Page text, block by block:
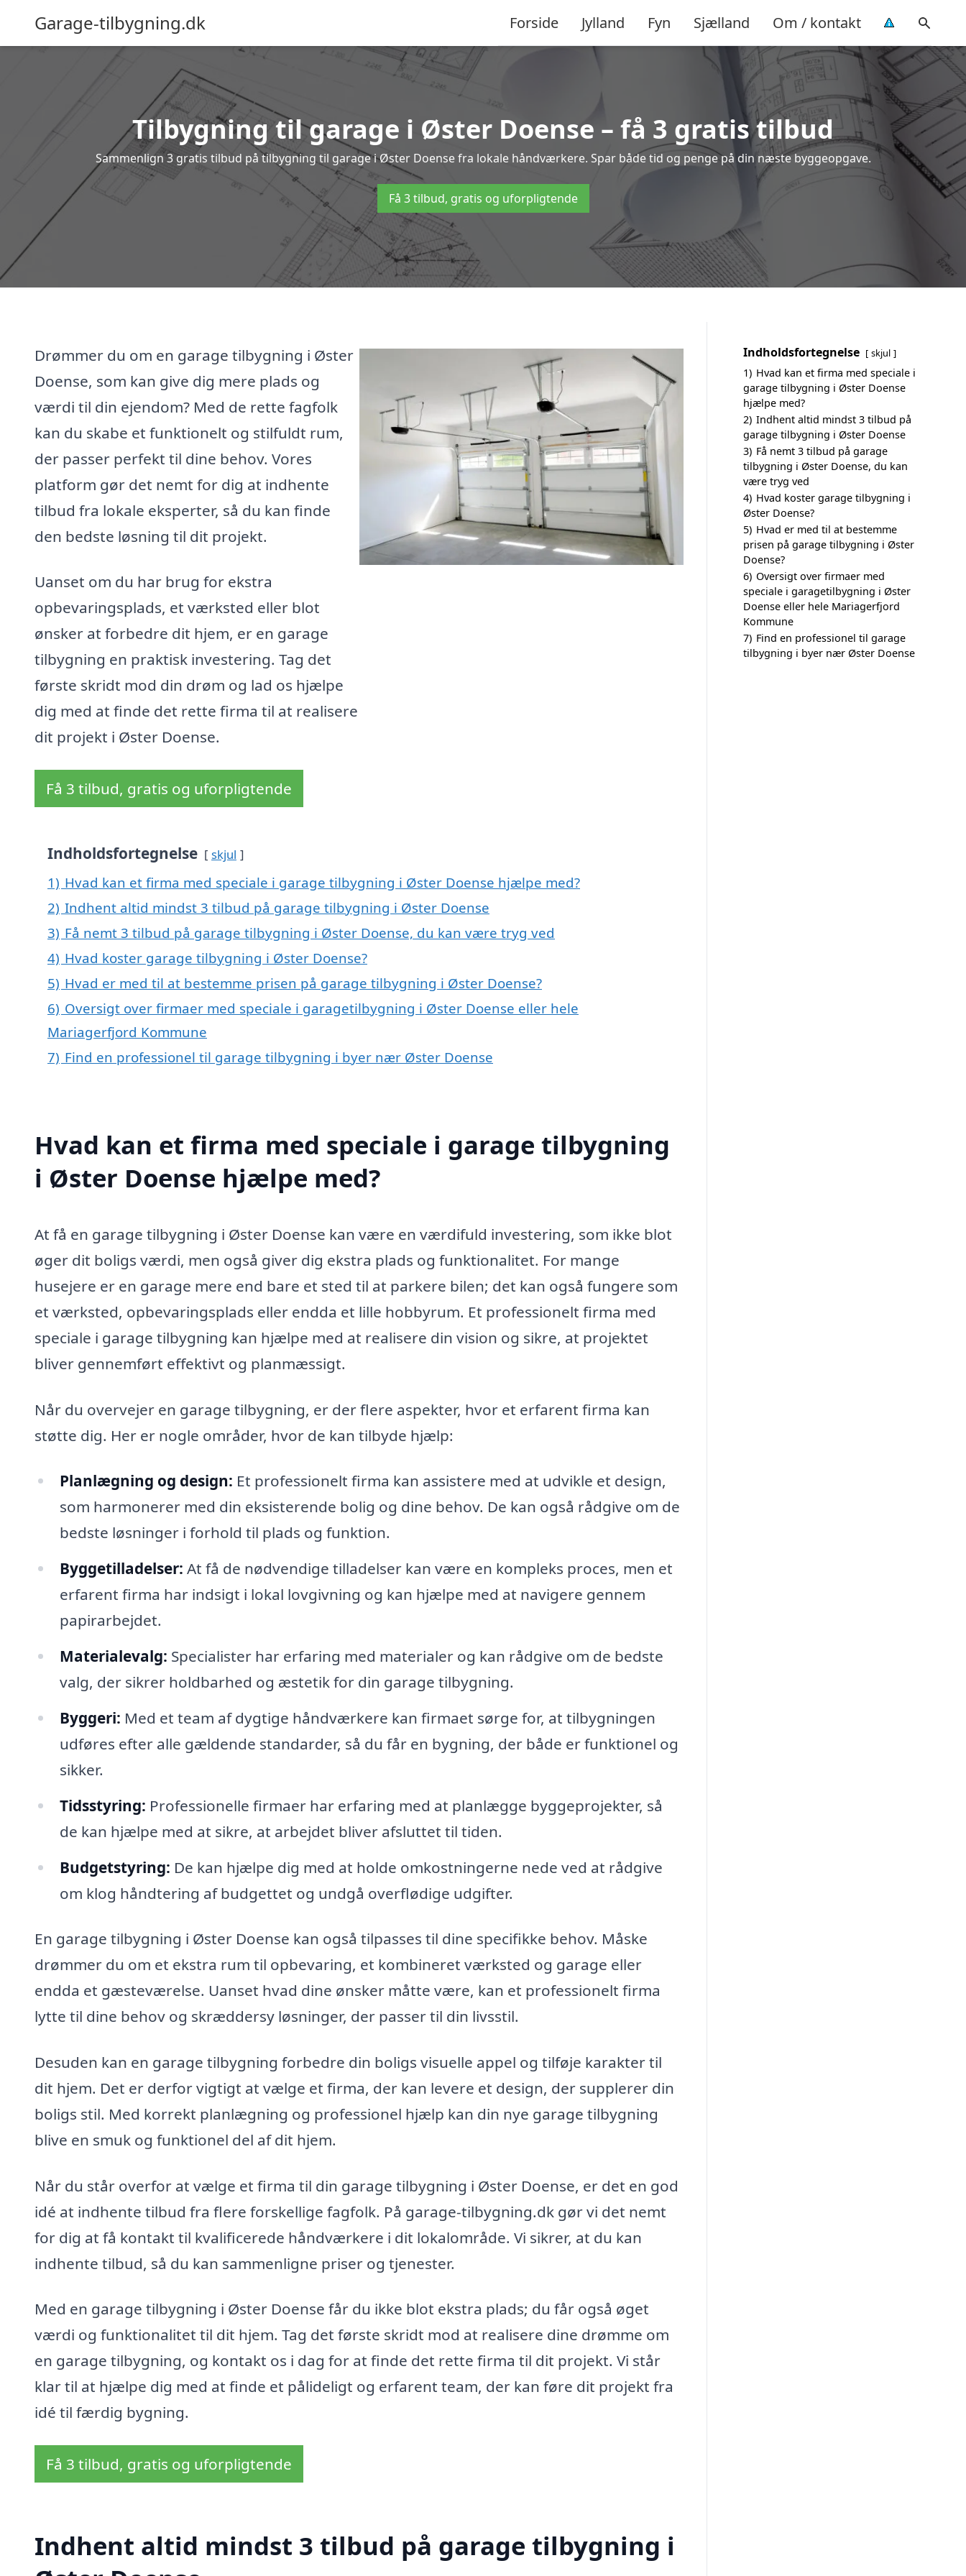
Garage-tilbygning.dk Forside Jylland Fyn Sjælland Om / kontakt
Tilbygning til garage i Øster Doense – få 3 gratis tilbud
Sammenlign 3 gratis tilbud på tilbygning til garage i Øster Doense fra lokale håndværkere. Spar både tid og penge på din næste byggeopgave.
Få 3 tilbud, gratis og uforpligtende
Drømmer du om en garage tilbygning i Øster
Doense, som kan give dig mere plads og
værdi til din ejendom? Med de rette fagfolk
kan du skabe et funktionelt og stilfuldt rum,
der passer perfekt til dine behov. Vores
platform gør det nemt for dig at indhente
tilbud fra lokale eksperter, så du kan finde
den bedste løsning til dit projekt.
Uanset om du har brug for ekstra
opbevaringsplads, et værksted eller blot
ønsker at forbedre dit hjem, er en garage
tilbygning en praktisk investering. Tag det
første skridt mod din drøm og lad os hjælpe
dig med at finde det rette firma til at realisere
dit projekt i Øster Doense.
Få 3 tilbud, gratis og uforpligtende
Indholdsfortegnelse skjul
1) Hvad kan et firma med speciale i garage tilbygning i Øster Doense hjælpe med?
2) Indhent altid mindst 3 tilbud på garage tilbygning i Øster Doense
3) Få nemt 3 tilbud på garage tilbygning i Øster Doense, du kan være tryg ved
4) Hvad koster garage tilbygning i Øster Doense?
5) Hvad er med til at bestemme prisen på garage tilbygning i Øster Doense?
6) Oversigt over firmaer med speciale i garagetilbygning i Øster Doense eller hele
Mariagerfjord Kommune
7) Find en professionel til garage tilbygning i byer nær Øster Doense
Hvad kan et firma med speciale i garage tilbygning
i Øster Doense hjælpe med?
At få en garage tilbygning i Øster Doense kan være en værdifuld investering, som ikke blot
øger dit boligs værdi, men også giver dig ekstra plads og funktionalitet. For mange
husejere er en garage mere end bare et sted til at parkere bilen; det kan også fungere som
et værksted, opbevaringsplads eller endda et lille hobbyrum. Et professionelt firma med
speciale i garage tilbygning kan hjælpe med at realisere din vision og sikre, at projektet
bliver gennemført effektivt og planmæssigt.
Når du overvejer en garage tilbygning, er der flere aspekter, hvor et erfarent firma kan
støtte dig. Her er nogle områder, hvor de kan tilbyde hjælp:
Planlægning og design: Et professionelt firma kan assistere med at udvikle et design,
som harmonerer med din eksisterende bolig og dine behov. De kan også rådgive om de
bedste løsninger i forhold til plads og funktion.
Byggetilladelser: At få de nødvendige tilladelser kan være en kompleks proces, men et
erfarent firma har indsigt i lokal lovgivning og kan hjælpe med at navigere gennem
papirarbejdet.
Materialevalg: Specialister har erfaring med materialer og kan rådgive om de bedste
valg, der sikrer holdbarhed og æstetik for din garage tilbygning.
Byggeri: Med et team af dygtige håndværkere kan firmaet sørge for, at tilbygningen
udføres efter alle gældende standarder, så du får en bygning, der både er funktionel og
sikker.
Tidsstyring: Professionelle firmaer har erfaring med at planlægge byggeprojekter, så
de kan hjælpe med at sikre, at arbejdet bliver afsluttet til tiden.
Budgetstyring: De kan hjælpe dig med at holde omkostningerne nede ved at rådgive
om klog håndtering af budgettet og undgå overflødige udgifter.
En garage tilbygning i Øster Doense kan også tilpasses til dine specifikke behov. Måske
drømmer du om et ekstra rum til opbevaring, et kombineret værksted og garage eller
endda et gæsteværelse. Uanset hvad dine ønsker måtte være, kan et professionelt firma
lytte til dine behov og skræddersy løsninger, der passer til din livsstil.
Desuden kan en garage tilbygning forbedre din boligs visuelle appel og tilføje karakter til
dit hjem. Det er derfor vigtigt at vælge et firma, der kan levere et design, der supplerer din
boligs stil. Med korrekt planlægning og professionel hjælp kan din nye garage tilbygning
blive en smuk og funktionel del af dit hjem.
Når du står overfor at vælge et firma til din garage tilbygning i Øster Doense, er det en god
idé at indhente tilbud fra flere forskellige fagfolk. På garage-tilbygning.dk gør vi det nemt
for dig at få kontakt til kvalificerede håndværkere i dit lokalområde. Vi sikrer, at du kan
indhente tilbud, så du kan sammenligne priser og tjenester.
Med en garage tilbygning i Øster Doense får du ikke blot ekstra plads; du får også øget
værdi og funktionalitet til dit hjem. Tag det første skridt mod at realisere dine drømme om
en garage tilbygning, og kontakt os i dag for at finde det rette firma til dit projekt. Vi står
klar til at hjælpe dig med at finde et pålideligt og erfarent team, der kan føre dit projekt fra
idé til færdig bygning.
Få 3 tilbud, gratis og uforpligtende
Indhent altid mindst 3 tilbud på garage tilbygning i
Indholdsfortegnelse skjul
1) Hvad kan et firma med speciale i
garage tilbygning i Øster Doense
hjælpe med?
2) Indhent altid mindst 3 tilbud på
garage tilbygning i Øster Doense
3) Få nemt 3 tilbud på garage
tilbygning i Øster Doense, du kan
være tryg ved
4) Hvad koster garage tilbygning i
Øster Doense?
5) Hvad er med til at bestemme
prisen på garage tilbygning i Øster
Doense?
6) Oversigt over firmaer med
speciale i garagetilbygning i Øster
Doense eller hele Mariagerfjord
Kommune
7) Find en professionel til garage
tilbygning i byer nær Øster Doense